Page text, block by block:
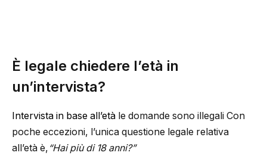
È legale chiedere l’età in
un’intervista?
Intervista in base all’età le domande sono illegali Con
poche eccezioni, l’unica questione legale relativa
all’età è, “Hai più di 18 anni?”